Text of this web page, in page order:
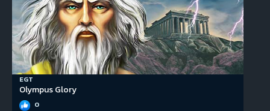
EGT
Olympus Glory
0